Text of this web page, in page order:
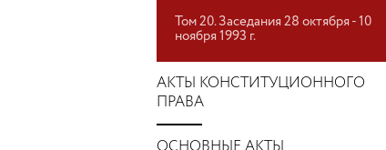
Том 20. Заседания 28 октября - 10
ноября 1993 г.
АКТЫ КОНСТИТУЦИОННОГО
ПРАВА